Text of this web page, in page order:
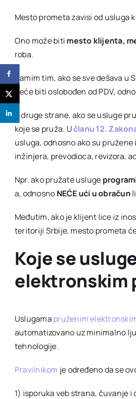
Mesto prometa zavisi od usluga
Ono može biti mesto klijenta,
roba.
Samim tim, ako se sve dešava
neće biti oslobođen od PDV,
S druge strane, ako se usluge
koje se pruža. Učlanu 12.
usluga, odnosno ako su
inžinjera, prevodioca, revizora,
Npr. ako pružate usluge
a, odnosno NEĆE ući u obračun
Međutim, ako je klijent lice iz
teritoriji Srbije, mesto prometa
Koje se
elektronskim
Uslugama pruženim
automatizovano uz minimalno
tehnologije.
Pravilnikom je određeno da se
1) isporuka veb strana, čuvanje i